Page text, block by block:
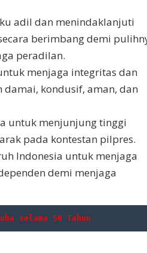
adil dan menindaklanjuti
berimbang demi
peradilan.
menjaga integritas dan
kondusif, aman, dan
untuk menjunjung tinggi
pada kontestan pilpres.
Indonesia untuk menjaga
demi menjaga
selama 50 Tahun